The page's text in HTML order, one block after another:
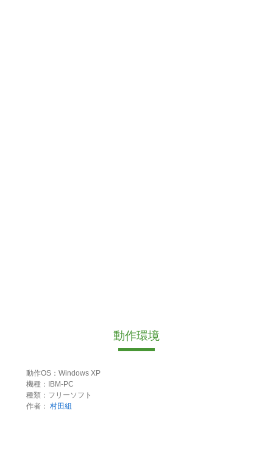
動作環境
動作OS：Windows XP
機種：IBM-PC
種類：フリーソフト
作者： 村田組